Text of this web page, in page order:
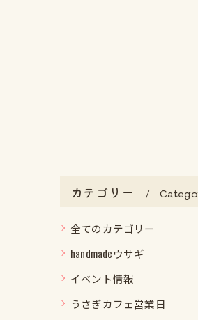
カテゴリー
全てのカテゴリー
handmadeウサギ
イベント情報
うさぎカフェ営業日